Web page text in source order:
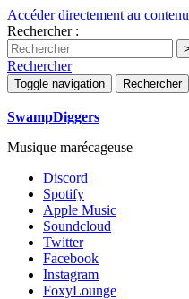
Accéder directement au contenu
Rechercher :
Rechercher
Toggle navigation Rechercher
SwampDiggers
Musique marécageuse
Discord
Spotify
Apple Music
Soundcloud
Twitter
Facebook
Instagram
FoxyLounge